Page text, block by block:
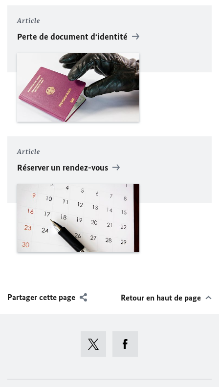
Article
Perte de document d‘identité
Article
Réserver un rendez-vous
Partager cette page Retour en haut de page